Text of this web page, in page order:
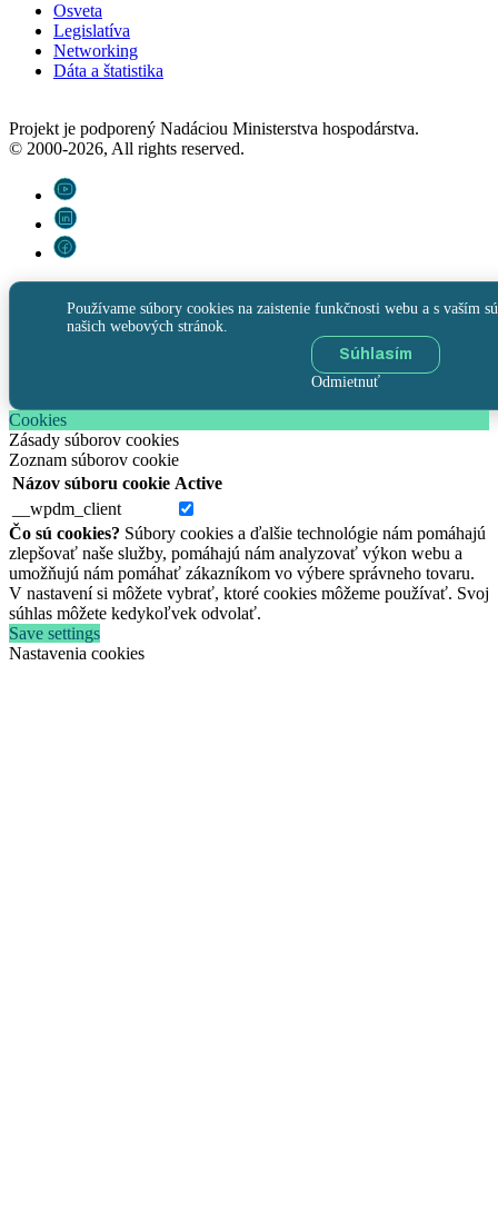
Osveta
Legislatíva
Networking
Dáta a štatistika
Projekt je podporený Nadáciou Ministerstva hospodárstva.
© 2000-2026, All rights reserved.
Používame súbory cookies na zaistenie funkčnosti webu a s vaším
našich webových stránok.
Súhlasím
Odmietnuť
Cookies
Zásady súborov cookies
Zoznam súborov cookie
Názov súboru cookie Active
__wpdm_client
Čo sú cookies? Súbory cookies a ďalšie technológie nám pomáhajú
zlepšovať naše služby, pomáhajú nám analyzovať výkon webu a
umožňujú nám pomáhať zákazníkom vo výbere správneho tovaru.
V nastavení si môžete vybrať, ktoré cookies môžeme používať. Svoj
súhlas môžete kedykoľvek odvolať.
Save settings
Nastavenia cookies